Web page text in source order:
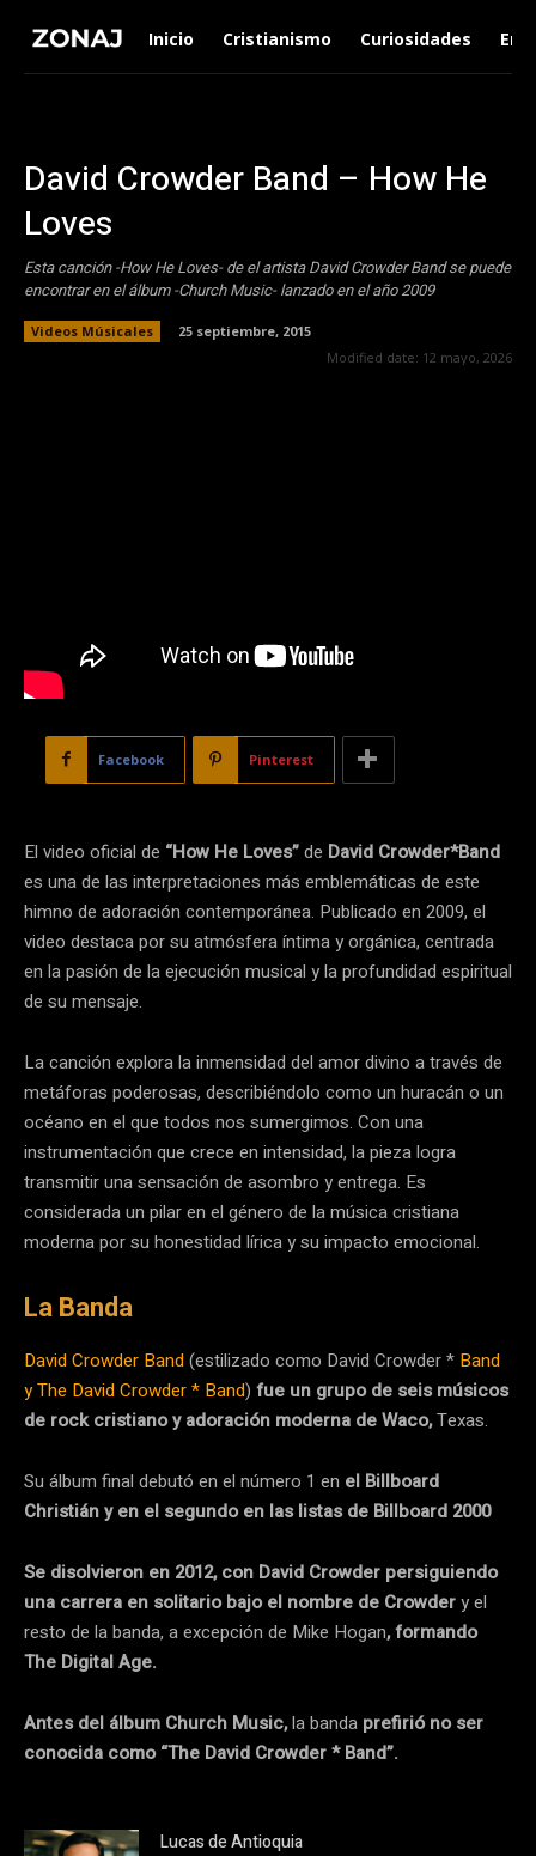
Inicio Cristianismo Curiosidades
David Crowder Band – How He
Loves
Esta canción -How He Loves- de el artista David Crowder Band se puede
encontrar en el álbum -Church Music- lanzado en el año 2009
Videos Músicales
25 septiembre, 2015
Modified date: 12 mayo, 2026
Facebook Pinterest
El video oficial de “How He Loves”de David Crowder*Band
es una de las interpretaciones más emblemáticas de este
himno de adoración contemporánea. Publicado en 2009, el
video destaca por su atmósfera íntima y orgánica, centrada
en la pasión de la ejecución musical y la profundidad espiritual
de su mensaje.
La canción explora la inmensidad del amor divino a través de
metáforas poderosas, describiéndolo como un huracán o un
océano en el que todos nos sumergimos. Con una
instrumentación que crece en intensidad, la pieza logra
transmitir una sensación de asombro y entrega. Es
considerada un pilar en el género de la música cristiana
moderna por su honestidad lírica y su impacto emocional.
La Banda
David Crowder Band(estilizado como David Crowder * Band
y The David Crowder * Band) fue un grupo de seis músicos
de rock cristiano y adoración moderna de Waco,Texas.
Su álbum final debutó en el número 1 en el Billboard
Christián y en el segundo en las listas de Billboard 2000
Se disolvieron en 2012, con David Crowder persiguiendo
una carrera en solitario bajo el nombre de Crowdery el
resto de la banda, a excepción de Mike Hogan, formando
The Digital Age.
Antes del álbum Church Music,la banda prefirió no ser
conocida como “The David Crowder * Band”.
Lucas de Antioquia